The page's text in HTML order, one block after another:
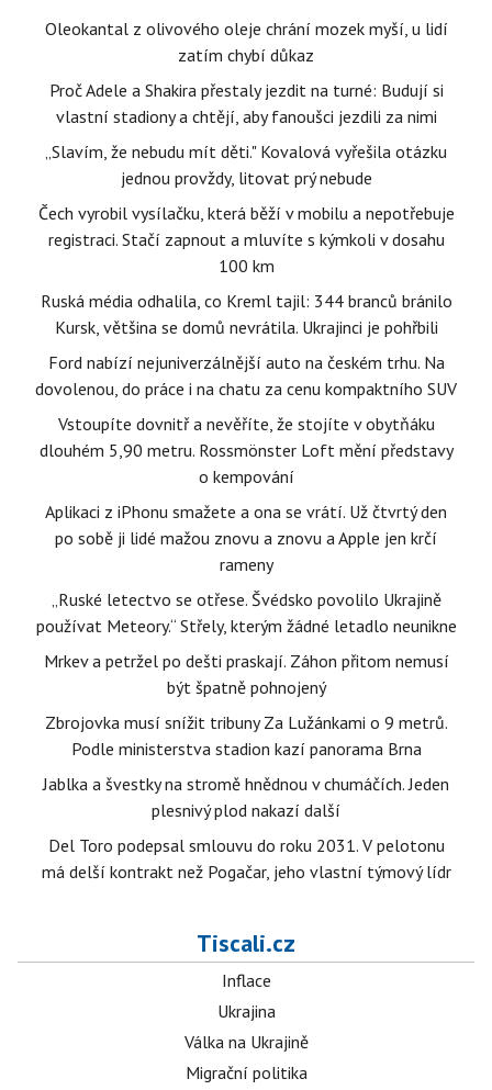
Oleokantal z olivového oleje chrání mozek myší, u lidí
zatím chybí důkaz
Proč Adele a Shakira přestaly jezdit na turné: Budují si
vlastní stadiony a chtějí, aby fanoušci jezdili za nimi
„Slavím, že nebudu mít děti." Kovalová vyřešila otázku
jednou provždy, litovat prý nebude
Čech vyrobil vysílačku, která běží v mobilu a nepotřebuje
registraci. Stačí zapnout a mluvíte s kýmkoli v dosahu
100 km
Ruská média odhalila, co Kreml tajil: 344 branců bránilo
Kursk, většina se domů nevrátila. Ukrajinci je pohřbili
Ford nabízí nejuniverzálnější auto na českém trhu. Na
dovolenou, do práce i na chatu za cenu kompaktního SUV
Vstoupíte dovnitř a nevěříte, že stojíte v obytňáku
dlouhém 5,90 metru. Rossmönster Loft mění představy
o kempování
Aplikaci z iPhonu smažete a ona se vrátí. Už čtvrtý den
po sobě ji lidé mažou znovu a znovu a Apple jen krčí
rameny
„Ruské letectvo se otřese. Švédsko povolilo Ukrajině
používat Meteory.“ Střely, kterým žádné letadlo neunikne
Mrkev a petržel po dešti praskají. Záhon přitom nemusí
být špatně pohnojený
Zbrojovka musí snížit tribuny Za Lužánkami o 9 metrů.
Podle ministerstva stadion kazí panorama Brna
Jablka a švestky na stromě hnědnou v chumáčích. Jeden
plesnivý plod nakazí další
Del Toro podepsal smlouvu do roku 2031. V pelotonu
má delší kontrakt než Pogačar, jeho vlastní týmový lídr
Tiscali.cz
Inflace
Ukrajina
Válka na Ukrajině
Migrační politika